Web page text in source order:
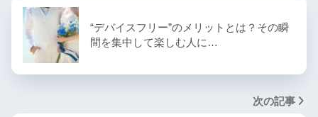
“デバイスフリー”のメリットとは？その瞬
間を集中して楽しむ人に…
次の記事